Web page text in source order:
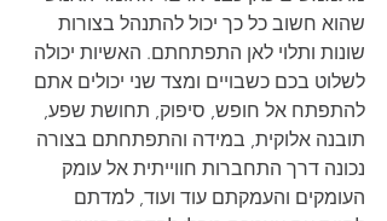
שהוא חשוב כל כך יכול להתנהל בצורות
שונות ותלוי לאן התפתחתם. האשיות יכולה
לשלוט בכם כשבויים ומצד שני יכולים אתם
להתפתח אל חופש, סיפוק, תחושת שפע,
תובנה אלוקית, במידה והתפתחתם בצורה
נכונה דרך התחברות חווייתית אל עומק
העומקים והעמקתם עוד ועוד, למדתם